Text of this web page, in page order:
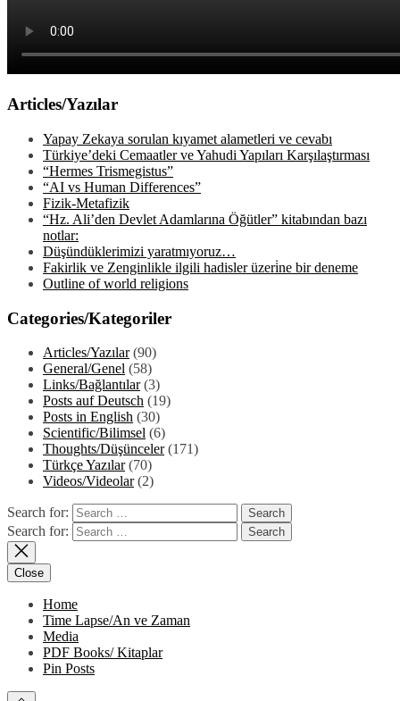
Articles/Yazılar
Yapay Zekaya sorulan kıyamet alametleri ve cevabı
Türkiye’deki Cemaatler ve Yahudi Yapıları Karşılaştırması
“Hermes Trismegistus”
“AI vs Human Differences”
Fizik-Metafizik
“Hz. Ali’den Devlet Adamlarına Öğütler” kitabından bazı
notlar:
Düşündüklerimizi yaratmıyoruz…
Fakirlik ve Zenginlikle ilgili hadisler üzeri̇ne bir deneme
Outline of world religions
Categories/Kategoriler
Articles/Yazılar(90)
General/Genel (58)
Links/Bağlantılar(3)
Posts auf Deutsch (19)
Posts in English (30)
Scientific/Bilimsel (6)
Thoughts/Düşünceler(171)
Türkçe Yazılar(70)
Videos/Videolar(2)
Search for:
Search for:
Close
Home
Time Lapse/An ve Zaman
Media
PDF Books/ Kitaplar
Pin Posts